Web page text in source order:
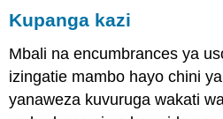
Kupanga kazi
Mbali na encumbrances ya
izingatie mambo hayo chini
yanaweza kuvuruga wakati